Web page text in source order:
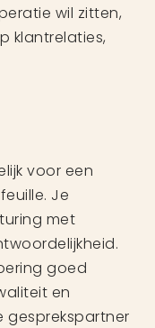
wil zitten,
klantrelaties,
voor een
Je
met
goed
en